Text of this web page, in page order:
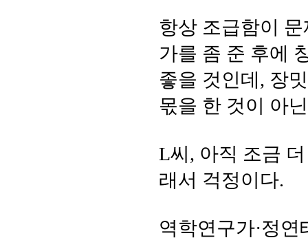
항상 조급함이
가를 좀 준 후에
좋을 것인데, 장
몫을 한 것이 아
L씨, 아직 조금
래서 걱정이다.
역학연구가·정